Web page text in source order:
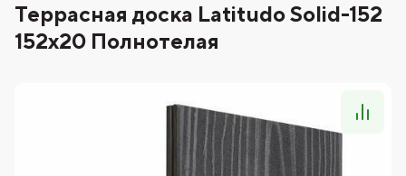
Террасная доска Latitudo Solid-152
152х20 Полнотелая